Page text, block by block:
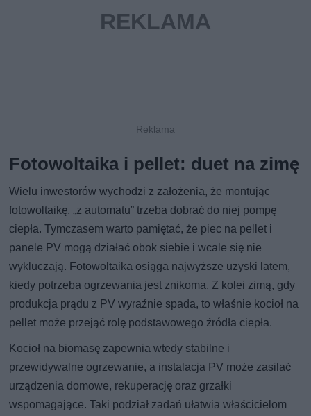
Fotowoltaika i pellet: duet na zimę
Wielu inwestorów wychodzi z założenia, że montując
fotowoltaikę, „z automatu” trzeba dobrać do niej pompę
ciepła. Tymczasem warto pamiętać, że piec na pellet i
panele PV mogą działać obok siebie i wcale się nie
wykluczają. Fotowoltaika osiąga najwyższe uzyski latem,
kiedy potrzeba ogrzewania jest znikoma. Z kolei zimą, gdy
produkcja prądu z PV wyraźnie spada, to właśnie kocioł na
pellet może przejąć rolę podstawowego źródła ciepła.
Kocioł na biomasę zapewnia wtedy stabilne i
przewidywalne ogrzewanie, a instalacja PV może zasilać
urządzenia domowe, rekuperację oraz grzałki
wspomagające. Taki podział zadań ułatwia właścicielom